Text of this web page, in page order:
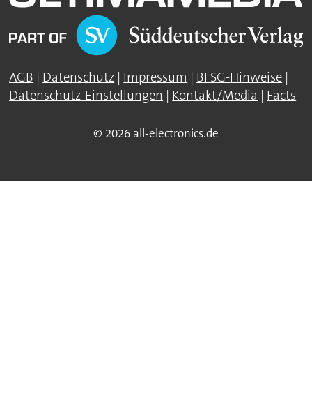
AGB | Datenschutz | Impressum | BFSG-Hinweise |
Datenschutz-Einstellungen | Kontakt/Media | Facts
© 2026 all-electronics.de